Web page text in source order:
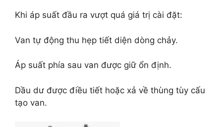
Khi áp suất đầu ra vượt quá giá trị cài đặt:
Van tự động thu hẹp tiết diện dòng chảy.
Áp suất phía sau van được giữ ổn định.
Dầu dư được điều tiết hoặc xả về thùng tùy cấu
tạo van.